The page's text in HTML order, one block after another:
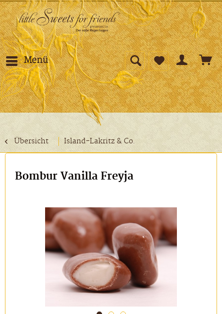
Menü
Übersicht Island-Lakritz & Co.
Bombur Vanilla Freyja